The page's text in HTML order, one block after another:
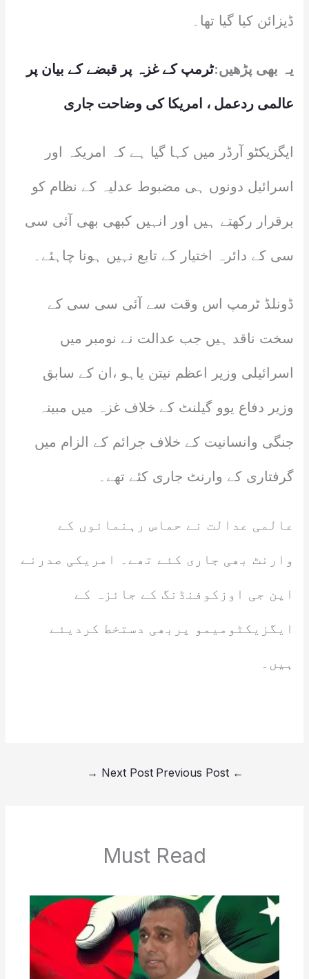
ڈیزائن کیا گیا تھا۔
یہ بھی پڑھیں:ٹرمپ کے غزہ پر قبضے کے بیان پر
عالمی ردعمل ، امریکا کی وضاحت جاری
ایگزیکٹو آرڈر میں کہا گیا ہے کہ امریکہ اور
اسرائیل دونوں ہی مضبوط عدلیہ کے نظام کو
برقرار رکھتے ہیں اور انہیں کبھی بھی آئی سی
سی کے دائرہ اختیار کے تابع نہیں ہونا چاہئے۔
ڈونلڈ ٹرمپ اس وقت سے آئی سی سی کے
سخت ناقد ہیں جب عدالت نے نومبر میں
اسرائیلی وزیر اعظم نیتن یاہو ،ان کے سابق
وزیر دفاع یوو گیلنٹ کے خلاف غزہ میں مبینہ
جنگی وانسانیت کے خلاف جرائم کے الزام میں
گرفتاری کے وارنٹ جاری کئے تھے۔
عالمی عدالت نے حماس رہنمائوں کے
وارنٹ بھی جاری کئے تھے۔ امریکی صدرنے
این جی اوزکوفنڈنگ کے جائزہ کے
ایگزیکٹومیمو پربھی دستخط کردیئے
ہیں۔
←
Next Post
→
Must Read